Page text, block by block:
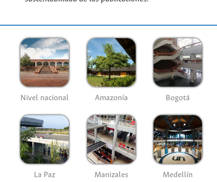
Nivel nacional Amazonía Bogotá
La Paz Manizales Medellín